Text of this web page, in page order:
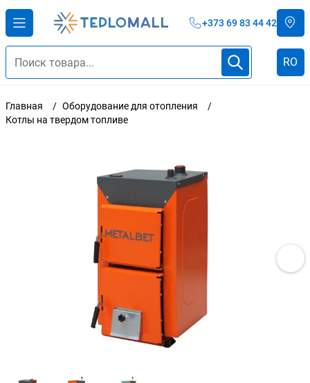
+373 69 83 44 42
RO
Главная
Оборудование для отопления
Котлы на твердом топливе